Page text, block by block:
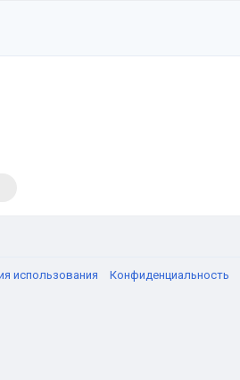
использования Конфиденциальность